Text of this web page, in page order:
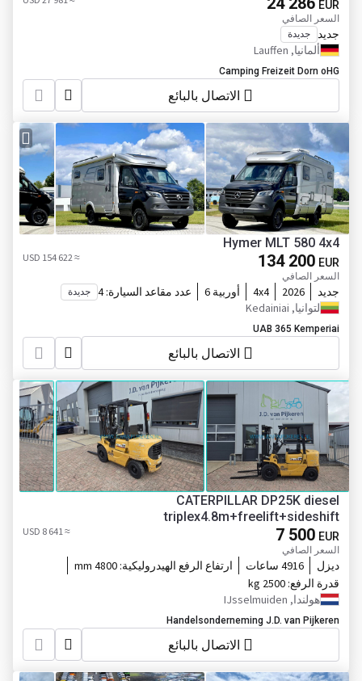
EUR
السعر الصافي
جديد جديدة
ألمانيا, Lauffen
Camping Freizeit Dorn oHG
الاتصال بالبائع
Hymer MLT 580 4x4
134 200 EUR
السعر الصافي
≈ 154 622 USD
جديد 2026
4x4 أوربية 6 عدد مقاعد السيارة:4 جديدة
لتوانيا, Kedainiai
UAB 365 Kemperiai
الاتصال بالبائع
CATERPILLAR DP25K diesel
triplex4.8m+freelift+sideshift
7 500 EUR
السعر الصافي
≈ 8 641 USD
ديزل 4916 ساعات ارتفاع الرفع الهيدروليكية: 4800 mm
قدرة الرفع: 2500 kg
هولندا, IJsselmuiden
Handelsonderneming J.D. van Pijkeren
الاتصال بالبائع